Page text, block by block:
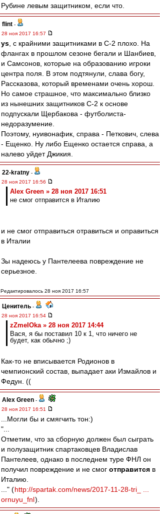
Рубине левым защитником, если что.
flint -
28 ноя 2017 16:57
ys , с крайними защитниками в С-2 плохо. На
флангах в прошлом сезоне бегали и Шанбиев,
и Самсонов, которые на образованию игроки
центра поля. В этом подтянули, слава богу,
Рассказова, который временами очень хорош.
Но самое страшное, что максимально близко
из нынешних защитников С-2 к основе
подпускали Щербакова - футболиста-
недоразумение.
Поэтому, нуивонафик, справа - Петкович, слева
- Ещенко. Ну либо Ещенко остается справа, а
налево уйдет Джикия.
22-kratny -
28 ноя 2017 16:56
Alex Green » 28 ноя 2017 16:51
не смог отправится в Италию
и не смог отправиться отравиться и оправиться
в Италии
Зы надеюсь у Пантелеева повреждение не
серьезное.
Редактировалось 28 ноя 2017 16:57
Ценитель -
28 ноя 2017 16:54
zZmeIOka » 28 ноя 2017 14:44
Вася, я бы поставил 10 к 1, что ничего не
будет, как обычно ;)
Как-то не вписывается Родионов в
чемпионский состав, выпадает аки Измайлов и
Федун. ((
Alex Green -
28 ноя 2017 16:51
...Могли бы и смягчить тон:)
"...
Отметим, что за сборную должен был сыграть
и полузащитник спартаковцев Владислав
Пантелеев, однако в последнем туре ФНЛ он
получил повреждение и не смог отправится в
Италию.
..." (http://spartak.com/news/2017-11-28-tri_ ...
ornuyu_fnl).